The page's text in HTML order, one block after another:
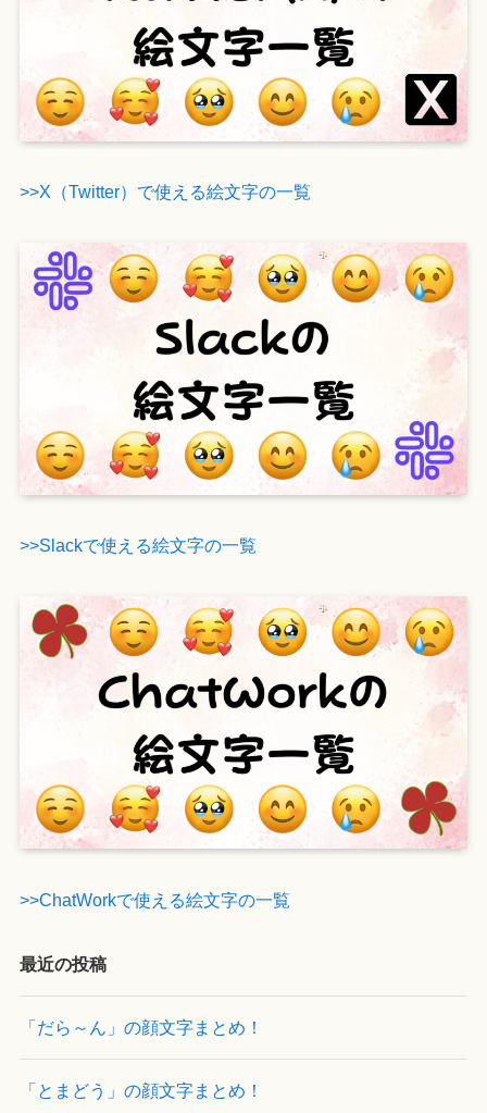
>>X（Twitter）で使える絵文字の一覧
>>Slackで使える絵文字の一覧
>>ChatWorkで使える絵文字の一覧
最近の投稿
「だら～ん」の顔文字まとめ！
「とまどう」の顔文字まとめ！